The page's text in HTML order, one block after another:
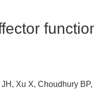
Xu X, Choudhury BP,